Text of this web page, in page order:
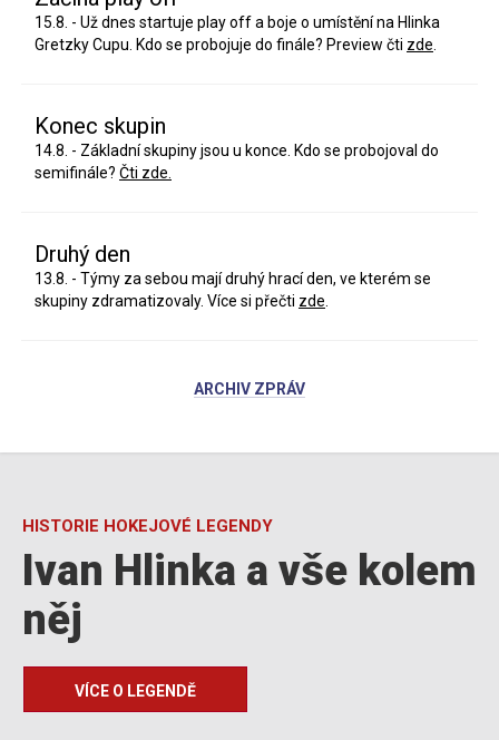
15.8. - Už dnes startuje play off a boje o umístění na Hlinka
Gretzky Cupu. Kdo se probojuje do finále? Preview čti zde
Konec skupin
14.8. - Základní skupiny jsou u konce. Kdo se probojoval do
semifinále? Čti zde.
Druhý den
13.8. - Týmy za sebou mají druhý hrací den, ve kterém se
skupiny zdramatizovaly. Více si přečti zde
ARCHIV ZPRÁV
HISTORIE HOKEJOVÉ LEGENDY
Ivan Hlinka a vše kolem
něj
VÍCE O LEGENDĚ